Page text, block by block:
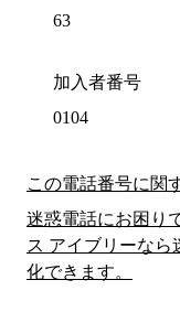
63
加入者番号
0104
この電話番号に関
迷惑電話にお困り
ス アイブリーな
化できます。